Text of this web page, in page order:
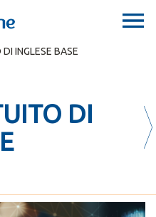
INGLESE BASE
DI